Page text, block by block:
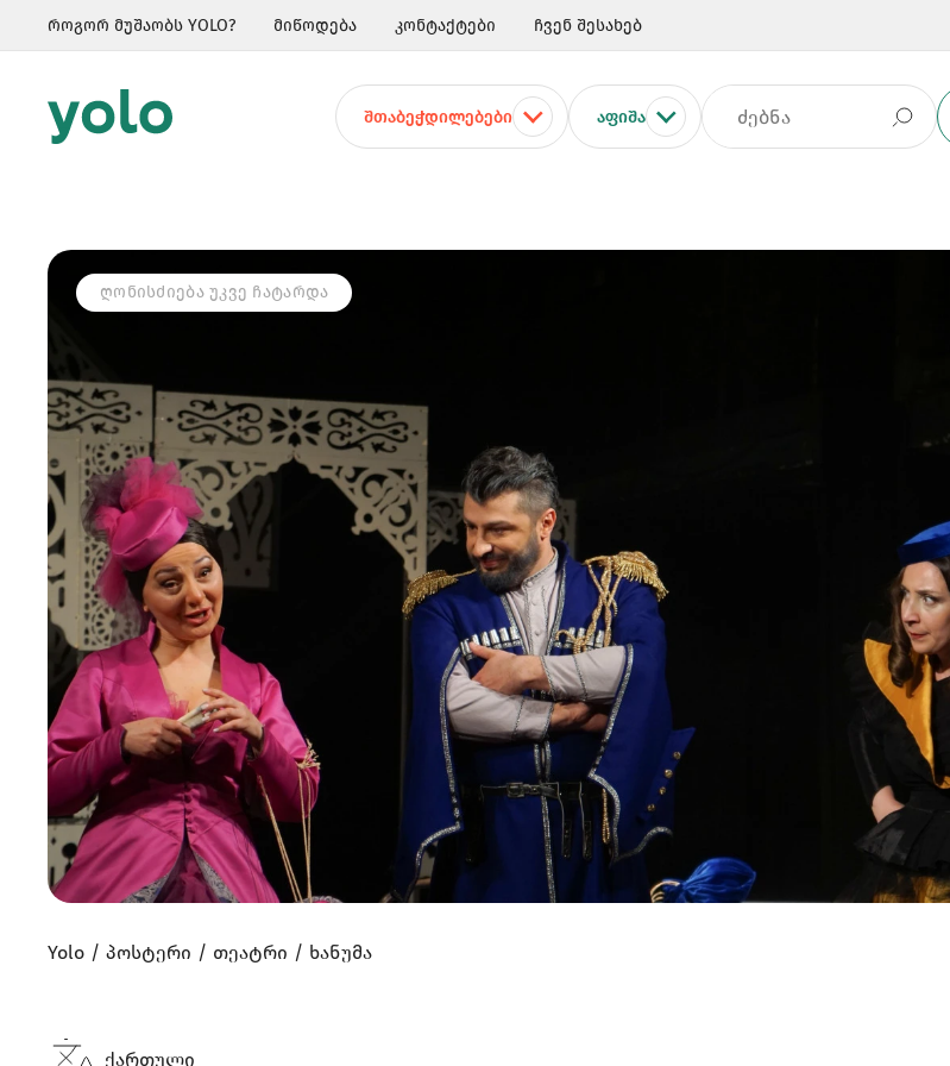
როგორ მუშაობს YOLO? მიწოდება კონტაქტები ჩვენ შესახებ
ᲨᲗᲐᲑᲔᲭᲓᲘᲚᲔᲑᲔᲑᲘ ᲐᲤᲘᲨᲐ
ᲦᲝᲜᲘᲡᲫᲘᲔᲑᲐ ᲣᲙᲕᲔ ᲩᲐᲢᲐᲠᲓᲐ
Yolo პოსტერი თეატრი ხანუმა
ქართული